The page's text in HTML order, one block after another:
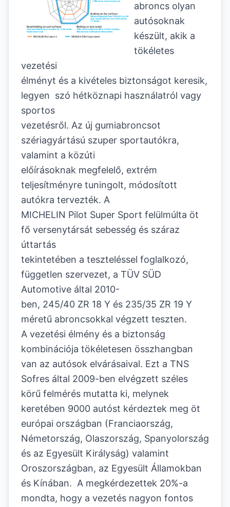
abroncs olyan
autósoknak
készült, akik a
tökéletes
vezetési
élményt és a kivételes biztonságot keresik,
legyen szó hétköznapi használatról vagy
sportos
vezetésről. Az új gumiabroncsot
szériagyártású szuper sportautókra,
valamint a közúti
előírásoknak megfelelő, extrém
teljesítményre tuningolt, módosított
autókra tervezték. A
MICHELIN Pilot Super Sport felülmúlta öt
fő versenytársát sebesség és száraz
úttartás
tekintetében a teszteléssel foglalkozó,
független szervezet, a TÜV SÜD
Automotive által 2010-
ben, 245/40 ZR 18 Y és 235/35 ZR 19 Y
méretű abroncsokkal végzett teszten.
A vezetési élmény és a biztonság
kombinációja tökéletesen összhangban
van az autósok elvárásaival. Ezt a TNS
Sofres által 2009-ben elvégzett széles
körű felmérés mutatta ki, melynek
keretében 9000 autóst kérdeztek meg öt
európai országban (Franciaország,
Németország, Olaszország, Spanyolország
és az Egyesült Királyság) valamint
Oroszországban, az Egyesült Államokban
és Kínában. A megkérdezettek 20%-a
mondta, hogy a vezetés nagyon fontos